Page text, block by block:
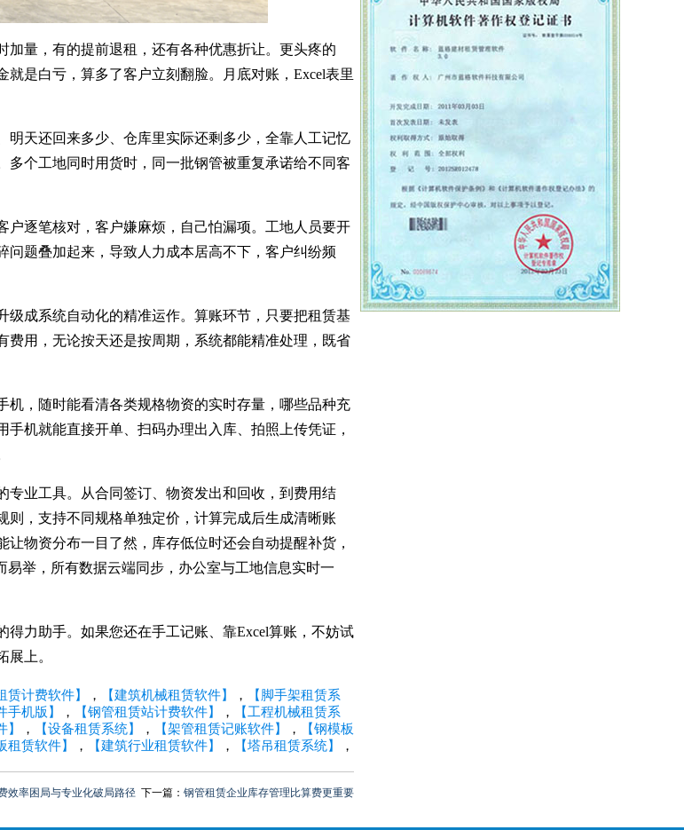
量，有的提前退租，还有各种优惠折让。更头疼的
是白亏，算多了客户立刻翻脸。月底对账，Excel表里
天还回来多少、仓库里实际还剩多少，全靠人工记忆
个工地同时用货时，同一批钢管被重复承诺给不同客
逐笔核对，客户嫌麻烦，自己怕漏项。工地人员要开
题叠加起来，导致人力成本居高不下，客户纠纷频
成系统自动化的精准运作。算账环节，只要把租赁基
用，无论按天还是按周期，系统都能精准处理，既省
，随时能看清各类规格物资的实时存量，哪些品种充
机就能直接开单、扫码办理出入库、拍照上传凭证，
业工具。从合同签订、物资发出和回收，到费用结
，支持不同规格单独定价，计算完成后生成清晰账
物资分布一目了然，库存低位时还会自动提醒补货，
举，所有数据云端同步，办公室与工地信息实时一
力助手。如果您还在手工记账、靠Excel算账，不妨试
上。
赁计费软件】 ， 【建筑机械租赁软件】 ，
【脚手架租赁系
手机版】 ， 【钢管租赁站计费软件】 ，
【工程机械租赁系
， 【设备租赁系统】 ， 【架管租赁记账软件】 ，
【钢模板
租赁软件】 ， 【建筑行业租赁软件】 ， 【塔吊租赁系统】
，
效率困局与专业化破局路径 下一篇： 钢管租赁企业库存管理比算费更重要